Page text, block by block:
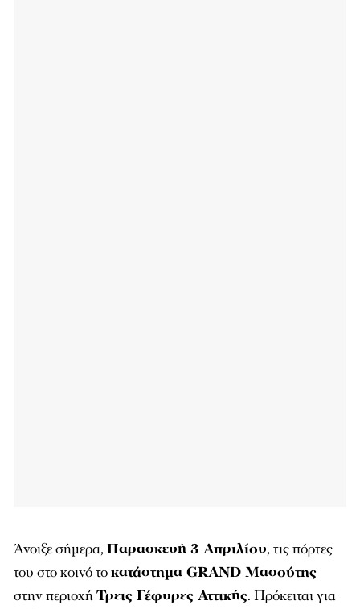
Άνοιξε σήμερα, Παρασκευή 3 Απριλίου, τις πόρτες
του στο κοινό τοκατάστημα GRAND Μασούτης
στην περιοχήΤρεις Γέφυρες Αττικής. Πρόκειται για